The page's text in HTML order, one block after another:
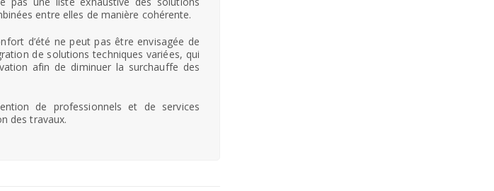
entre elles de manière cohérente.
d’été ne peut pas être envisagée de
de solutions techniques variées, qui
afin de diminuer la surchauffe des
de professionnels et de services
des travaux.